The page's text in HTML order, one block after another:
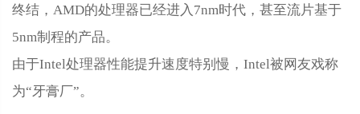
终结，AMD的处理器已经进入7nm时代，甚至流片基于
5nm制程的产品。
由于Intel处理器性能提升速度特别慢，Intel被网友戏称
为“牙膏厂”。